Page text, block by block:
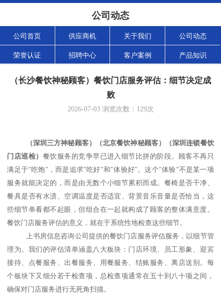
公司动态
公司首页 供应商机 关于我们 公司动态
荣誉认证 招聘中心 客户案例 产品知识
（长沙餐饮神秘顾客）餐饮门店服务评估：细节决定成
败
2026-07-03浏览次数： 129次
（深圳三方神秘顾客）（北京餐饮神秘顾客）（深圳连锁餐饮
门店巡检） 餐饮服务的竞争早已进入细节比拼的阶段。顾客不再只
满足于"吃饱"，而是追求"吃好"和"体验好"。这个"体验"不是某一项
服务就能决定的，而是由无数个小细节累积而成。餐椅是否干净、
餐具是否有水渍、空调温度是否适宜、背景音乐音量是否恰当，这
些细节单看都不起眼，但组合在一起就构成了顾客的整体满意度。
餐饮门店服务评估的意义，就在于系统性地检查这些细节。
上书房信息咨询公司提供的餐饮门店服务评估服务，以细节管
理为。我们的评估清单涵盖八大板块：门店环境、员工形象、迎宾
接待、点餐服务、出餐服务、用餐服务、结账服务、离店送别。每
个板块下又细分若干检查项，总检查项通常在五十到八十项之间，
确保对门店服务进行无死角扫描。